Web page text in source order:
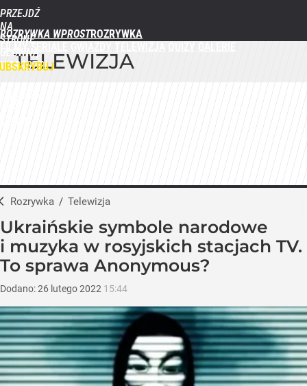
PRZEJDŹ
NA
STRONĘ
GŁÓWNĄ
WPROST.PL
ROZRYWKA WPROST
TELEWIZJA
Rozrywka / Telewizja
Ukraińskie symbole narodowe
i muzyka w rosyjskich stacjach TV.
To sprawa Anonymous?
Dodano:26 lutego2022 15:44